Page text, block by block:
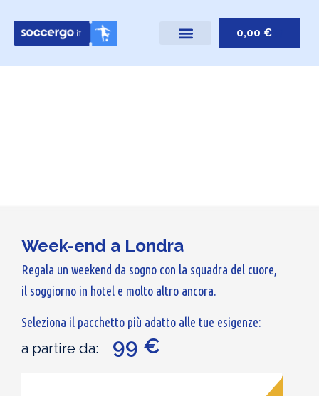
0,00€
Week-end a Londra
Regala un weekend da sogno con la squadra del cuore,
il soggiorno in hotel e molto altro ancora.
Seleziona il pacchetto più adatto alle tue esigenze:
a partire da: 99 €